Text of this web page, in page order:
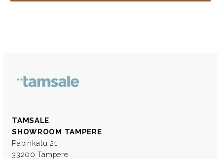
TAMSALE
SHOWROOM TAMPERE
Papinkatu 21
33200 Tampere